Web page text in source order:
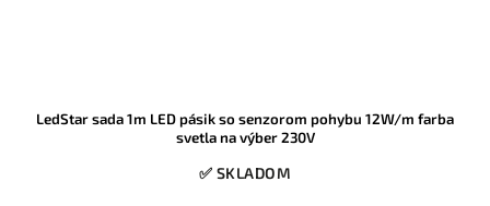
LedStar sada 1m LED pásik so senzorom pohybu 12W/m farba
svetla na výber 230V
✅ SKLADOM